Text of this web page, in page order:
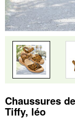
Chaussures
Tiffy, léo